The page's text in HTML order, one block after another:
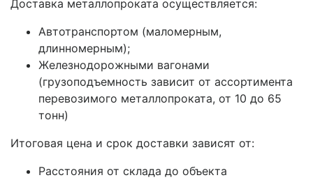
Доставка металлопроката осуществляется:
Автотранспортом (маломерным,
длинномерным);
Железнодорожными вагонами
(грузоподъемность зависит от ассортимента
перевозимого металлопроката, от 10 до 65
тонн)
Итоговая цена и срок доставки зависят от:
Расстояния от склада до объекта